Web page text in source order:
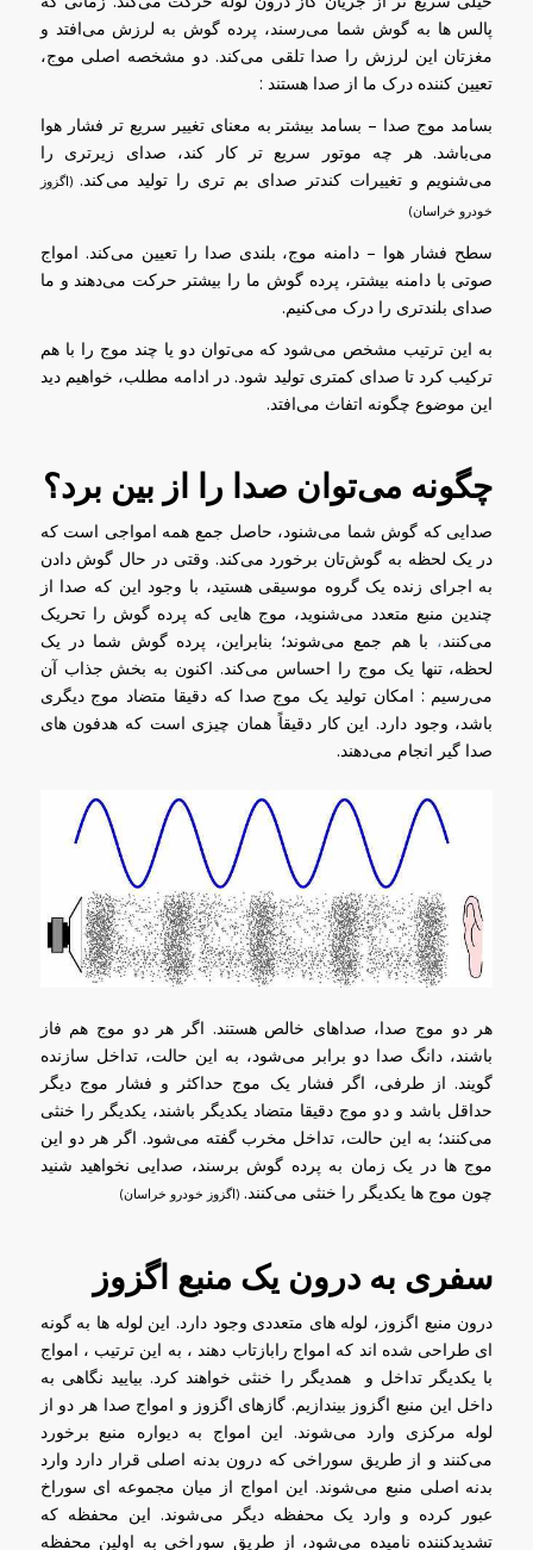
پالس ها به گوش شما می‌رسند، پرده گوش به لرزش می‌افتد و
مغزتان این لرزش را صدا تلقی می‌کند. دو مشخصه اصلی موج،
تعیین کننده درک ما از صدا هستند :
بسامد موج صدا – بسامد بیشتر به معنای تغییر سریع تر فشار هوا
می‌باشد. هر چه موتور سریع تر کار کند، صدای زیرتری را
می‌شنویم و تغییرات کندتر صدای بم تری را تولید می‎‌کند.
(اگزوز
خودرو خراسان)
سطح فشار هوا – دامنه موج، بلندی صدا را تعیین می‌کند. امواج
صوتی با دامنه بیشتر، پرده گوش ما را بیشتر حرکت می‌دهند و ما
صدای بلندتری را درک می‌کنیم.
به این ترتیب مشخص می‌شود که می‌توان دو یا چند موج را با هم
ترکیب کرد تا صدای کمتری تولید شود. در ادامه مطلب، خواهیم دید
این موضوع چگونه اتفاث می‌افتد.
چگونه می‌توان صدا را از بین برد؟
صدایی که گوش شما می‌شنود، حاصل جمع همه امواجی است که
در یک لحظه به گوش‌تان برخورد می‌کند. وقتی در حال گوش دادن
به اجرای زنده یک گروه موسیقی هستید، با وجود این که صدا از
چندین منبع متعدد می‌شنوید، موج هایی که پرده گوش را تحریک
می‌کنند، با هم جمع می‌شوند؛ بنابراین، پرده گوش شما در یک
لحظه، تنها یک موج را احساس می‌کند. اکنون به بخش جذاب آن
می‌رسیم : امکان تولید یک موج صدا که دقیقا متضاد موج دیگری
باشد، وجود دارد. این کار دقیقاً همان چیزی است که هدفون های
صدا گیر انجام می‌دهند.
هر دو موج صدا، صداهای خالص هستند. اگر هر دو موج هم فاز
باشند، دانگ صدا دو برابر می‌شود، به این حالت، تداخل سازنده
گویند. از طرفی، اگر فشار یک موج حداکثر و فشار موج دیگر
حداقل باشد و دو موج دقیقا متضاد یکدیگر باشند، یکدیگر را خنثی
می‌کنند؛ به این حالت، تداخل مخرب گفته می‌شود. اگر هر دو این
موج ها در یک زمان به پرده گوش برسند، صدایی نخواهید شنید
چون موج ها یکدیگر را خنثی می‌کنند. (اگزوز خودرو خراسان)
سفری به درون یک منبع اگزوز
درون منبع اگزوز، لوله های متعددی وجود دارد. این لوله ها به گونه
ای طراحی شده اند که امواج رابازتاب دهند ، به این ترتیب ، امواج
با یکدیگر تداخل و همدیگر را خنثی خواهند کرد. بیایید نگاهی به
داخل این منبع اگزوز بیندازیم. گازهای اگزوز و امواج صدا هر دو از
لوله مرکزی وارد می‌شوند. این امواج به دیواره منبع برخورد
می‌کنند و از طریق سوراخی که درون بدنه اصلی قرار دارد وارد
بدنه اصلی منبع می‌شوند. این امواج از میان مجموعه ای سوراخ
عبور کرده و وارد یک محفظه دیگر می‌شوند. این محفظه که
تشدیدکننده نامیده می‌شود، از طریق سوراخی به اولین محفظه